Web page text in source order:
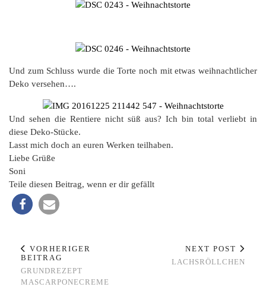
Und zum Schluss wurde die Torte noch mit etwas weihnachtlicher
Deko versehen….
Und sehen die Rentiere nicht süß aus? Ich bin total verliebt in
diese Deko-Stücke.
Lasst mich doch an euren Werken teilhaben.
Liebe Grüße
Soni
Teile diesen Beitrag, wenn er dir gefällt
VORHERIGER
BEITRAG
GRUNDREZEPT
MASCARPONECREME
NEXT POST
LACHSRÖLLCHEN